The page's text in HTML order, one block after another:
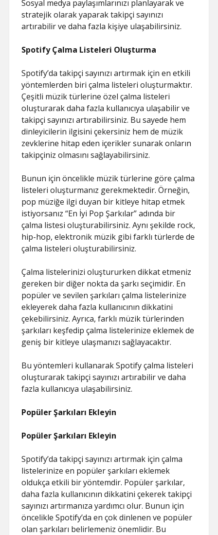
Sosyal medya paylaşımlarınızı planlayarak ve
stratejik olarak yaparak takipçi sayınızı
artırabilir ve daha fazla kişiye ulaşabilirsiniz.
Spotify Çalma Listeleri Oluşturma
Spotify’da takipçi sayınızı artırmak için en etkili
yöntemlerden biri çalma listeleri oluşturmaktır.
Çeşitli müzik türlerine özel çalma listeleri
oluşturarak daha fazla kullanıcıya ulaşabilir ve
takipçi sayınızı artırabilirsiniz. Bu sayede hem
dinleyicilerin ilgisini çekersiniz hem de müzik
zevklerine hitap eden içerikler sunarak onların
takipçiniz olmasını sağlayabilirsiniz.
Bunun için öncelikle müzik türlerine göre çalma
listeleri oluşturmanız gerekmektedir. Örneğin,
pop müziğe ilgi duyan bir kitleye hitap etmek
istiyorsanız “En İyi Pop Şarkılar” adında bir
çalma listesi oluşturabilirsiniz. Aynı şekilde rock,
hip-hop, elektronik müzik gibi farklı türlerde de
çalma listeleri oluşturabilirsiniz.
Çalma listelerinizi oluştururken dikkat etmeniz
gereken bir diğer nokta da şarkı seçimidir. En
popüler ve sevilen şarkıları çalma listelerinize
ekleyerek daha fazla kullanıcının dikkatini
çekebilirsiniz. Ayrıca, farklı müzik türlerinden
şarkıları keşfedip çalma listelerinize eklemek de
geniş bir kitleye ulaşmanızı sağlayacaktır.
Bu yöntemleri kullanarak Spotify çalma listeleri
oluşturarak takipçi sayınızı artırabilir ve daha
fazla kullanıcıya ulaşabilirsiniz.
Popüler Şarkıları Ekleyin
Popüler Şarkıları Ekleyin
Spotify’da takipçi sayınızı artırmak için çalma
listelerinize en popüler şarkıları eklemek
oldukça etkili bir yöntemdir. Popüler şarkılar,
daha fazla kullanıcının dikkatini çekerek takipçi
sayınızı artırmanıza yardımcı olur. Bunun için
öncelikle Spotify’da en çok dinlenen ve popüler
olan şarkıları belirlemeniz önemlidir. Bu